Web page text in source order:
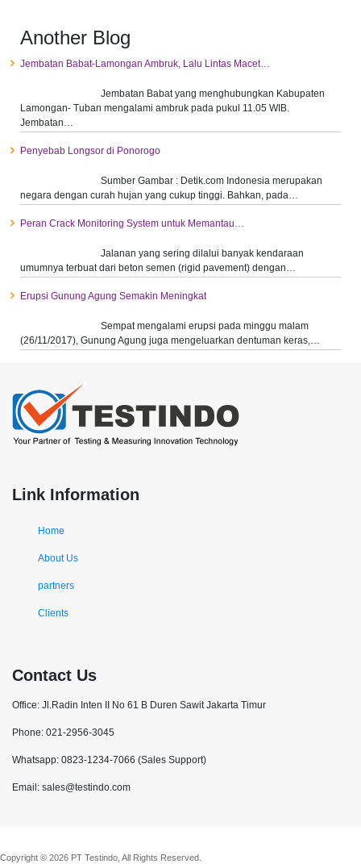
Another Blog
Jembatan Babat-Lamongan Ambruk, Lalu Lintas Macet…
Jembatan Babat yang menghubungkan Kabupaten
Lamongan- Tuban mengalami ambruk pada pukul 11.05 WIB.
Jembatan…
Penyebab Longsor di Ponorogo
Sumber Gambar : Detik.com Indonesia merupakan
negara dengan curah hujan yang cukup tinggi. Bahkan, pada…
Peran Crack Monitoring System untuk Memantau…
Jalanan yang sering dilalui banyak kendaraan
umumnya terbuat dari beton semen (rigid pavement) dengan…
Erupsi Gunung Agung Semakin Meningkat
Sempat mengalami erupsi pada minggu malam
(26/11/2017), Gunung Agung juga mengeluarkan dentuman keras,…
Link Information
Home
About Us
partners
Clients
Contact Us
Office: Jl.Radin Inten II No 61 B Duren Sawit Jakarta Timur
Phone: 021-2956-3045
Whatsapp: 0823-1234-7066 (Sales Support)
Email: sales@testindo.com
Copyright © 2026 PT Testindo, All Rights Reserved.